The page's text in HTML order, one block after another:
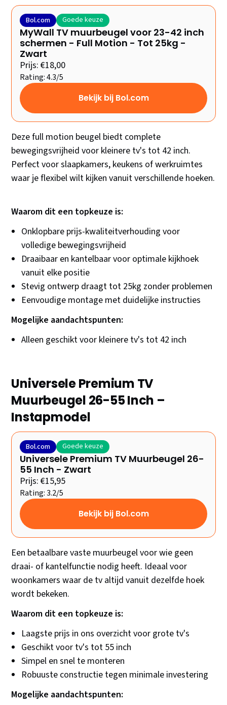
Bol.com Goede keuze
MyWall TV muurbeugel voor 23-42 inch
schermen - Full Motion - Tot 25kg -
Zwart
Prijs: €18,00
Rating: 4.3/5
Bekijk bij Bol.com
Deze full motion beugel biedt complete
bewegingsvrijheid voor kleinere tv's tot 42 inch.
Perfect voor slaapkamers, keukens of werkruimtes
waar je flexibel wilt kijken vanuit verschillende hoeken.
Waarom dit een topkeuze is:
Onklopbare prijs-kwaliteitverhouding voor
volledige bewegingsvrijheid
Draaibaar en kantelbaar voor optimale kijkhoek
vanuit elke positie
Stevig ontwerp draagt tot 25kg zonder problemen
Eenvoudige montage met duidelijke instructies
Mogelijke aandachtspunten:
Alleen geschikt voor kleinere tv's tot 42 inch
Universele Premium TV
Muurbeugel 26-55 Inch –
Instapmodel
Bol.com Goede keuze
Universele Premium TV Muurbeugel 26-
55 Inch - Zwart
Prijs: €15,95
Rating: 3.2/5
Bekijk bij Bol.com
Een betaalbare vaste muurbeugel voor wie geen
draai- of kantelfunctie nodig heeft. Ideaal voor
woonkamers waar de tv altijd vanuit dezelfde hoek
wordt bekeken.
Waarom dit een topkeuze is:
Laagste prijs in ons overzicht voor grote tv's
Geschikt voor tv's tot 55 inch
Simpel en snel te monteren
Robuuste constructie tegen minimale investering
Mogelijke aandachtspunten: